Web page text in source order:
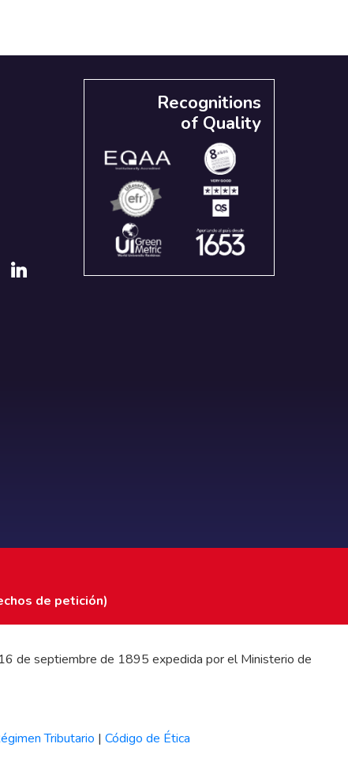
Recognitions
of Quality
de petición)
de septiembre de 1895 expedida por el Ministerio de
Tributario | Código de Ética